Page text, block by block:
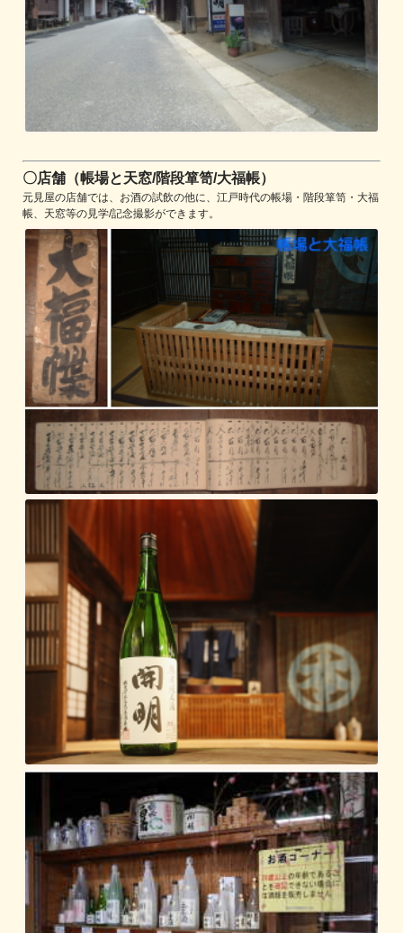
〇店舗（帳場と天窓/階段箪笥/大福帳）
元見屋の店舗では、お酒の試飲の他に、江戸時代の帳場・階段箪笥・大福
帳、天窓等の見学/記念撮影ができます。